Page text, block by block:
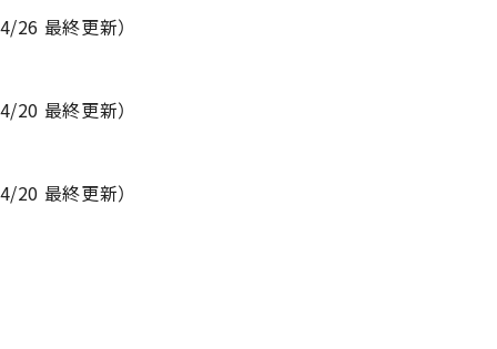
26 最終更新）
20 最終更新）
20 最終更新）